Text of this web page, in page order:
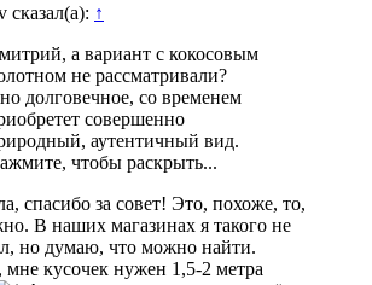
сказал(а): ↑
а вариант с кокосовым
не рассматривали?
долговечное, со временем
совершенно
аутентичный вид.
чтобы раскрыть...
спасибо за совет! Это, похоже, то,
В наших магазинах я такого не
но думаю, что можно найти.
мне кусочек нужен 1,5-2 метра